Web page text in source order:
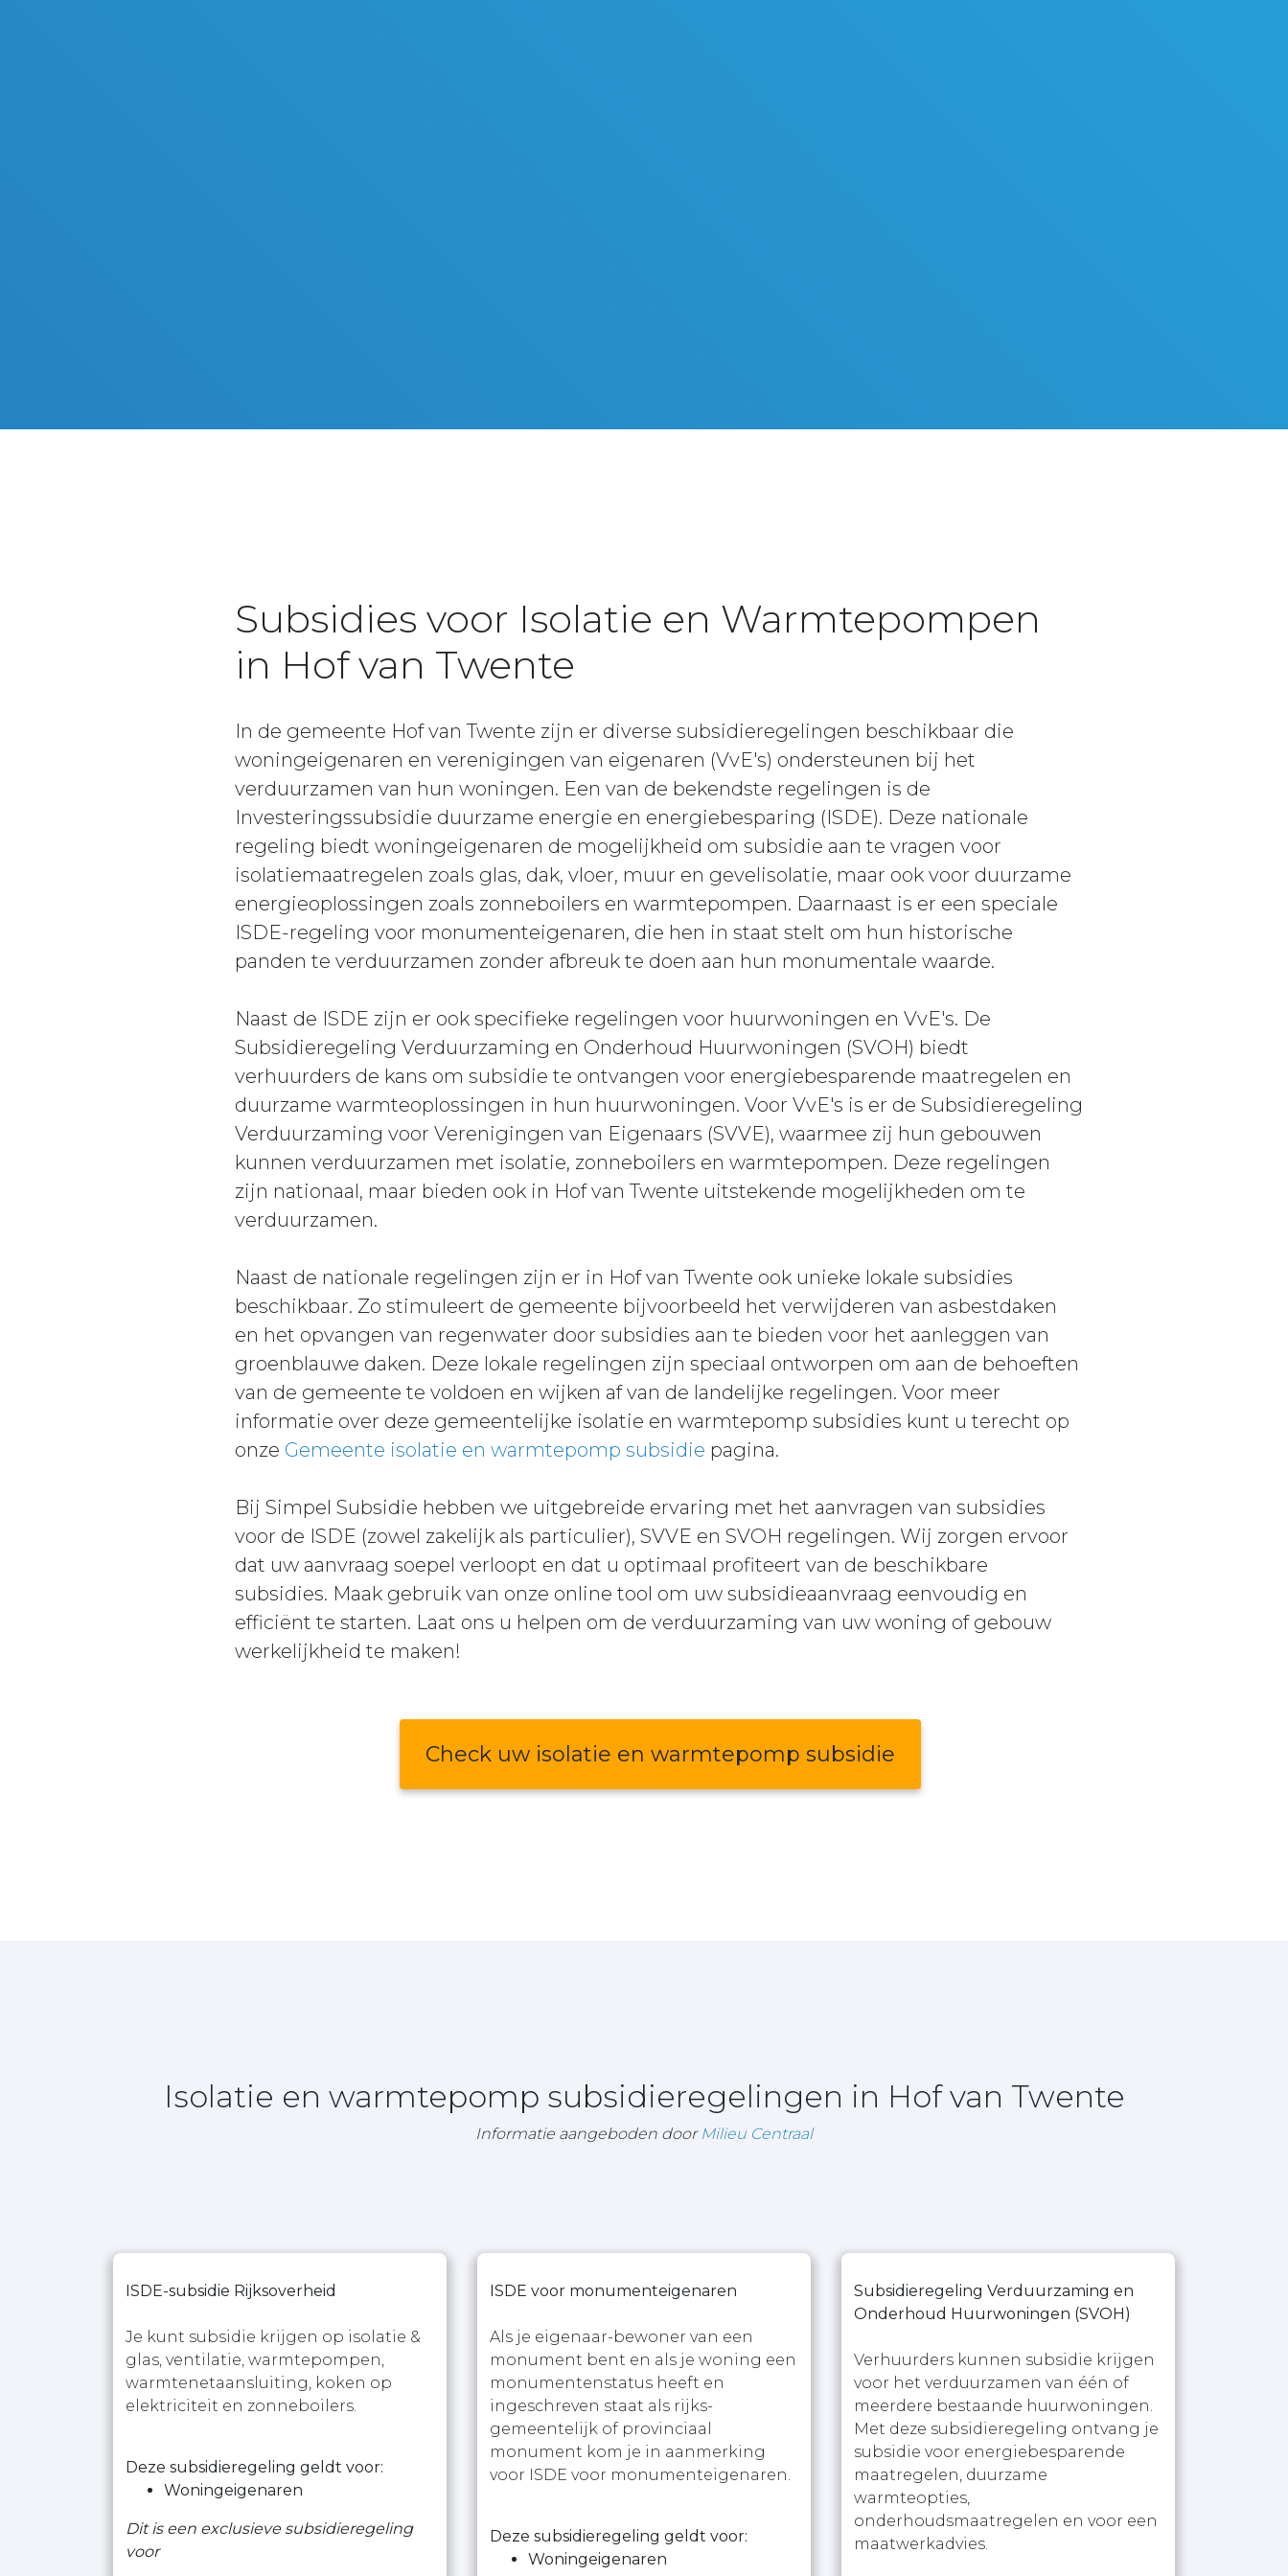
Subsidies voor Isolatie en Warmtepompen
in Hof van Twente
In de gemeente Hof van Twente zijn er diverse subsidieregelingen beschikbaar die
woningeigenaren en verenigingen van eigenaren (VvE's) ondersteunen bij het
verduurzamen van hun woningen. Een van de bekendste regelingen is de
Investeringssubsidie duurzame energie en energiebesparing (ISDE). Deze nationale
regeling biedt woningeigenaren de mogelijkheid om subsidie aan te vragen voor
isolatiemaatregelen zoals glas, dak, vloer, muur en gevelisolatie, maar ook voor duurzame
energieoplossingen zoals zonneboilers en warmtepompen. Daarnaast is er een speciale
ISDE-regeling voor monumenteigenaren, die hen in staat stelt om hun historische
panden te verduurzamen zonder afbreuk te doen aan hun monumentale waarde.
Naast de ISDE zijn er ook specifieke regelingen voor huurwoningen en VvE's. De
Subsidieregeling Verduurzaming en Onderhoud Huurwoningen (SVOH) biedt
verhuurders de kans om subsidie te ontvangen voor energiebesparende maatregelen en
duurzame warmteoplossingen in hun huurwoningen. Voor VvE's is er de Subsidieregeling
Verduurzaming voor Verenigingen van Eigenaars (SVVE), waarmee zij hun gebouwen
kunnen verduurzamen met isolatie, zonneboilers en warmtepompen. Deze regelingen
zijn nationaal, maar bieden ook in Hof van Twente uitstekende mogelijkheden om te
verduurzamen.
Naast de nationale regelingen zijn er in Hof van Twente ook unieke lokale subsidies
beschikbaar. Zo stimuleert de gemeente bijvoorbeeld het verwijderen van asbestdaken
en het opvangen van regenwater door subsidies aan te bieden voor het aanleggen van
groenblauwe daken. Deze lokale regelingen zijn speciaal ontworpen om aan de behoeften
van de gemeente te voldoen en wijken af van de landelijke regelingen. Voor meer
informatie over deze gemeentelijke isolatie en warmtepomp subsidies kunt u terecht op
onze Gemeente isolatie en warmtepomp subsidie pagina.
Bij Simpel Subsidie hebben we uitgebreide ervaring met het aanvragen van subsidies
voor de ISDE (zowel zakelijk als particulier), SVVE en SVOH regelingen. Wij zorgen ervoor
dat uw aanvraag soepel verloopt en dat u optimaal profiteert van de beschikbare
subsidies. Maak gebruik van onze online tool om uw subsidieaanvraag eenvoudig en
efficiënt te starten. Laat ons u helpen om de verduurzaming van uw woning of gebouw
werkelijkheid te maken!
Check uw isolatie en warmtepomp subsidie
Isolatie en warmtepomp subsidieregelingen in Hof van Twente
Informatie aangeboden door Milieu Centraal
ISDE-subsidie Rijksoverheid
Je kunt subsidie krijgen op isolatie &
glas, ventilatie, warmtepompen,
warmtenetaansluiting, koken op
elektriciteit en zonneboilers.
Deze subsidieregeling geldt voor:
Woningeigenaren
Dit is een exclusieve subsidieregeling
voor
ISDE voor monumenteigenaren
Als je eigenaar-bewoner van een
monument bent en als je woning een
monumentenstatus heeft en
ingeschreven staat als rijks-
gemeentelijk of provinciaal
monument kom je in aanmerking
voor ISDE voor monumenteigenaren.
Deze subsidieregeling geldt voor:
Woningeigenaren
Subsidieregeling Verduurzaming en
Onderhoud Huurwoningen (SVOH)
Verhuurders kunnen subsidie krijgen
voor het verduurzamen van één of
meerdere bestaande huurwoningen.
Met deze subsidieregeling ontvang je
subsidie voor energiebesparende
maatregelen, duurzame
warmteopties,
onderhoudsmaatregelen en voor een
maatwerkadvies.